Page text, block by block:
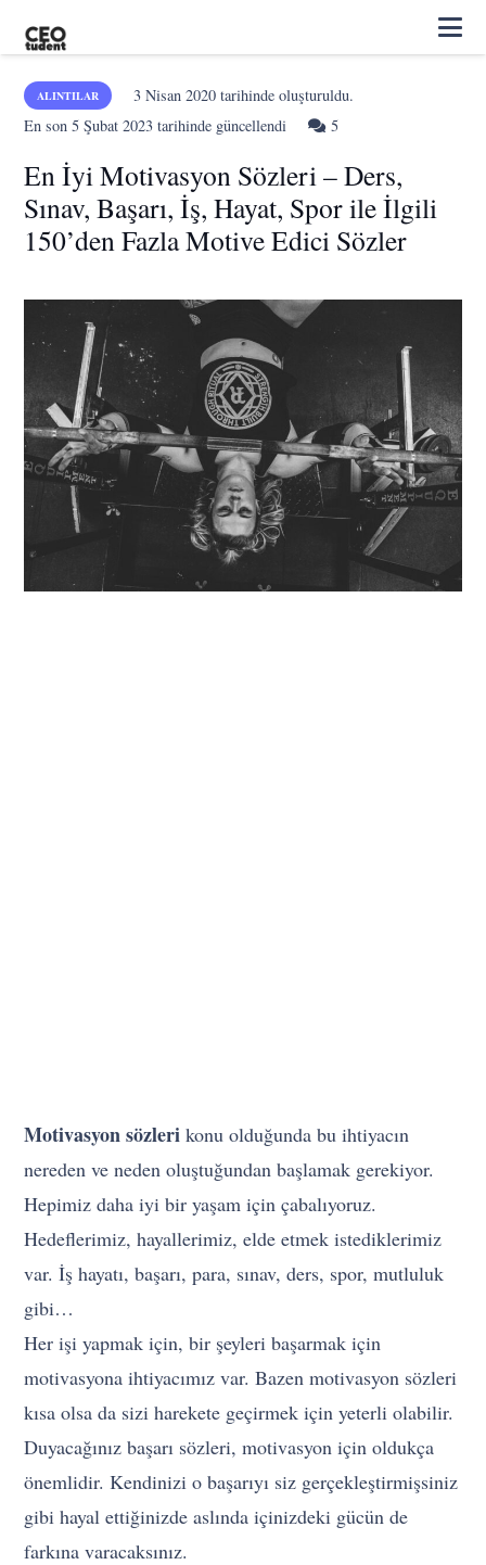
ALINTILAR 3 Nisan 2020tarihinde oluşturuldu.
En son5 Şubat 2023 tarihinde güncellendi 5Yorum
En İyi Motivasyon Sözleri – Ders,
Sınav, Başarı, İş, Hayat, Spor ile İlgili
150’den Fazla Motive Edici Sözler
Motivasyon sözleri konu olduğunda bu ihtiyacın
nereden ve neden oluştuğundan başlamak gerekiyor.
Hepimiz daha iyi bir yaşam için çabalıyoruz.
Hedeflerimiz, hayallerimiz, elde etmek istediklerimiz
var. İş hayatı, başarı, para, sınav, ders, spor, mutluluk
gibi…
Her işi yapmak için, bir şeyleri başarmak için
motivasyona ihtiyacımız var. Bazen motivasyon sözleri
kısa olsa da sizi harekete geçirmek için yeterli olabilir.
Duyacağınız başarı sözleri, motivasyon için oldukça
önemlidir. Kendinizi o başarıyı siz gerçekleştirmişsiniz
gibi hayal ettiğinizde aslında içinizdeki gücün de
farkına varacaksınız.